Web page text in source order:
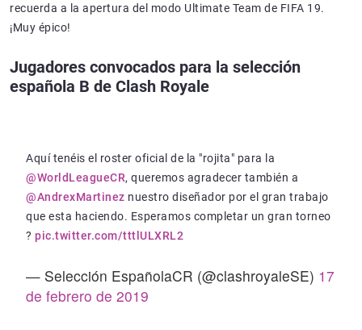
recuerda a la apertura del modo Ultimate Team de FIFA 19.
¡Muy épico!
Jugadores convocados para la selección
española B de Clash Royale
Aquí tenéis el roster oficial de la "rojita" para la
@WorldLeagueCR, queremos agradecer también a
@AndrexMartinez nuestro diseñador por el gran trabajo
que esta haciendo. Esperamos completar un gran torneo
? pic.twitter.com/tttlULXRL2
— Selección EspañolaCR (@clashroyaleSE) 17
de febrero de 2019